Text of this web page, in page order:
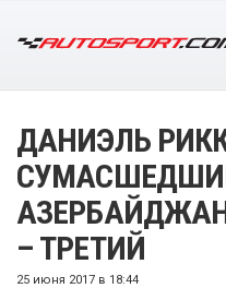
ДАНИЭЛЬ
– ТРЕТИЙ
25 июня 2017 в 18:44